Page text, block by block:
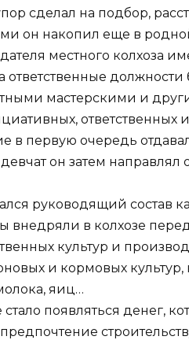
сделал на подбор,
он накопил еще в
местного колхоза
ответственные
мастерскими и
ответственных
в первую очередь
он затем направлял
руководящий состав
внедряли в колхозе
культур и
и кормовых культур,
яиц…
появляться денег,